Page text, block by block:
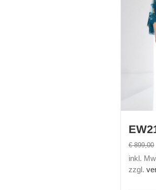
€899,00
inkl.
zzgl.